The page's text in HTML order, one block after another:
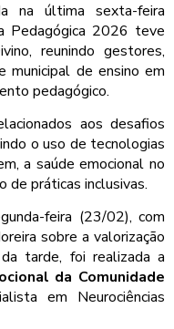
na última sexta-feira
Pedagógica 2026 teve
reunindo gestores,
municipal de ensino em
pedagógico.
aos desafios
o uso de tecnologias
a saúde emocional no
práticas inclusivas.
feira (23/02), com
sobre a valorização
tarde, foi realizada a
da Comunidade
em Neurociências